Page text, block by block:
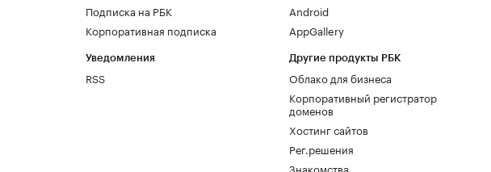
Подписка на РБК
Корпоративная подписка
Уведомления
RSS
Android
AppGallery
Другие продукты РБК
Облако для бизнеса
Корпоративный регистратор
доменов
Хостинг сайтов
Рег.решения
Знакомства